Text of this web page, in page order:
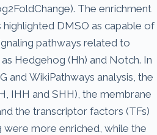
The enrichment
highlighted DMSO as capable of
pathways related to
Hedgehog (Hh) and Notch. In
and WikiPathways analysis, the
IHH and SHH), the membrane
the transcriptor factors (TFs)
were more enriched, while the